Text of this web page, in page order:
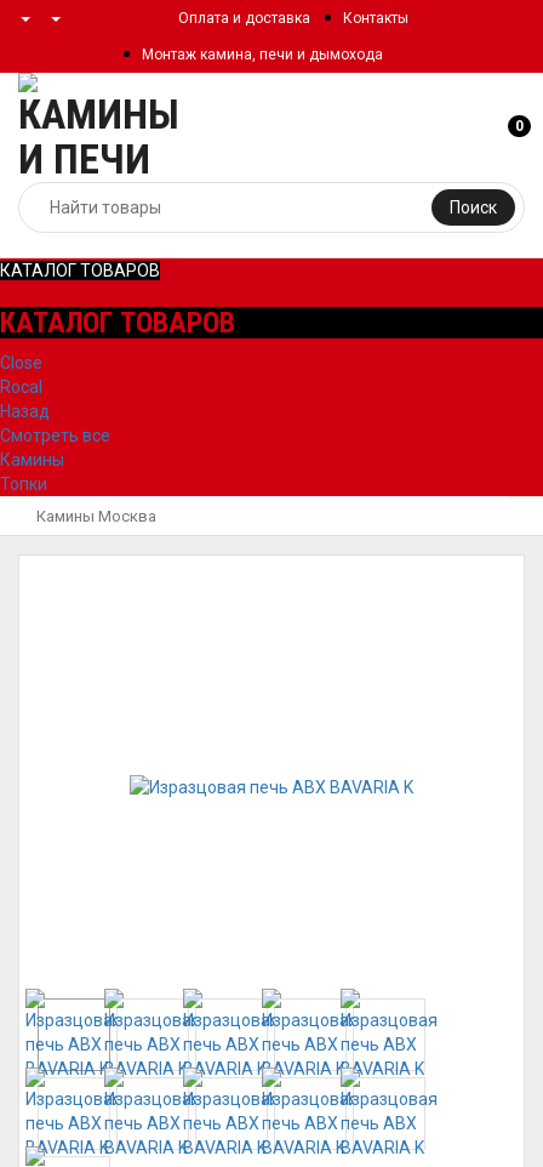
Оплата и доставка Контакты
Монтаж камина, печи и дымохода
Поиск
0
КАТАЛОГ ТОВАРОВ
КАТАЛОГ ТОВАРОВ
Close
Rocal
Назад
Смотреть все
Камины
Топки
Камины Москва